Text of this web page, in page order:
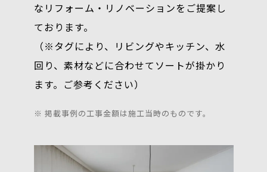
なリフォーム・リノベーションをご提案し
ております。
（※タグにより、リビングやキッチン、水
回り、素材などに合わせてソートが掛かり
ます。ご参考ください）
※ 掲載事例の工事金額は施工当時のものです。